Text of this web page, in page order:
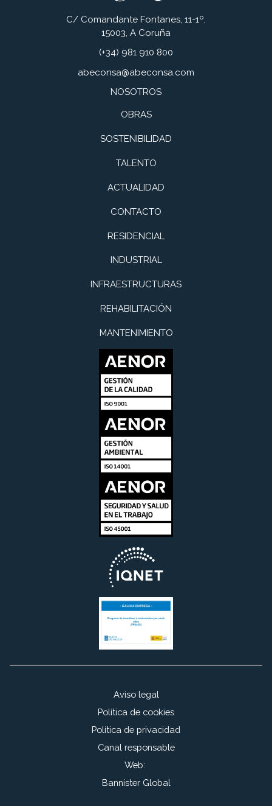
C/ Comandante Fontanes, 11-1º,
15003, A Coruña
(+34) 981 910 800
abeconsa@abeconsa.com
NOSOTROS
OBRAS
SOSTENIBILIDAD
TALENTO
ACTUALIDAD
CONTACTO
RESIDENCIAL
INDUSTRIAL
INFRAESTRUCTURAS
REHABILITACIÓN
MANTENIMIENTO
Aviso legal
Política de cookies
Política de privacidad
Canal responsable
Web:
Bannister Global